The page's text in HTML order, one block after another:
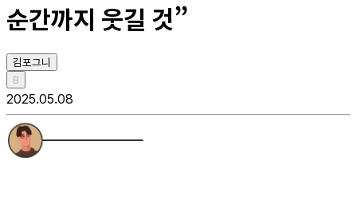
순간까지 웃길 것”
김포그니
B
2025.05.08